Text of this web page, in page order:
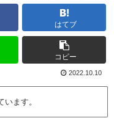
はてブ
コピー
2022.10.10
ます。